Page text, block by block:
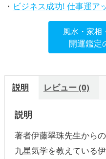
・ ビジネス成功! 仕事運アップの風
風水・家相
開運鑑定
説明 レビュー (0)
説明
著者伊藤翠珠先生から
九星気学を教えている